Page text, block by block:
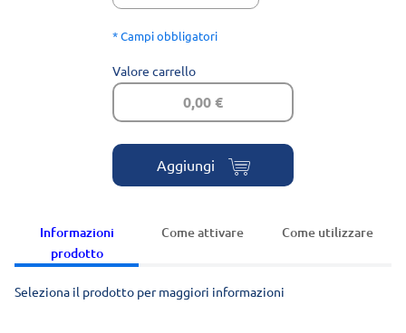
* Campi obbligatori
Valore carrello
0,00 €
Aggiungi
Informazioni
prodotto
Come attivare Come utilizzare
Seleziona il prodotto per maggiori informazioni